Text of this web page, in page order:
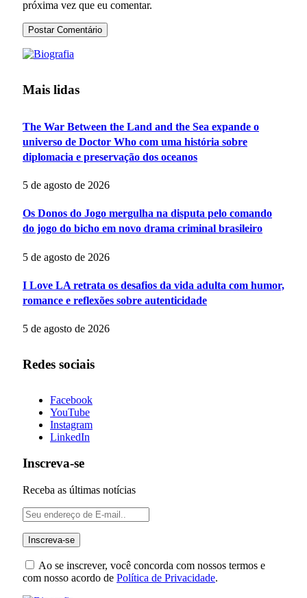
próxima vez que eu comentar.
Mais lidas
The War Between the Land and the Sea expande o
universo de Doctor Who com uma história sobre
diplomacia e preservação dos oceanos
5 de agosto de 2026
Os Donos do Jogo mergulha na disputa pelo comando
do jogo do bicho em novo drama criminal brasileiro
5 de agosto de 2026
I Love LA retrata os desafios da vida adulta com humor,
romance e reflexões sobre autenticidade
5 de agosto de 2026
Redes sociais
Facebook
YouTube
Instagram
LinkedIn
Inscreva-se
Receba as últimas notícias
Ao se inscrever, você concorda com nossos termos e
com nosso acordo de Política de Privacidade.